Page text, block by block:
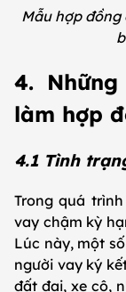
Mẫu hợp
4.
làm hợp
4.1 Tình
Trong quá
vay chậm kỳ
Lúc này, một
người vay ký
đất đai, xe cộ,